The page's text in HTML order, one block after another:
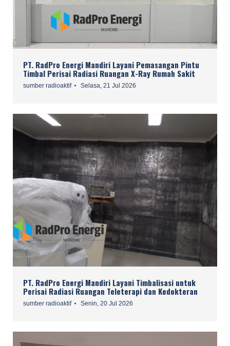
PT. RadPro Energi Mandiri Layani Pemasangan Pintu
Timbal Perisai Radiasi Ruangan X-Ray Rumah Sakit
sumber radioaktif Selasa, 21 Jul 2026
PT. RadPro Energi Mandiri Layani Timbalisasi untuk
Perisai Radiasi Ruangan Teleterapi dan Kedokteran
sumber radioaktif Senin, 20 Jul 2026